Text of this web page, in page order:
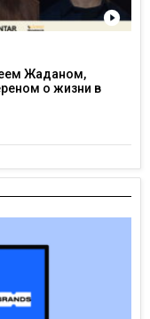
Жаданом,
о жизни в